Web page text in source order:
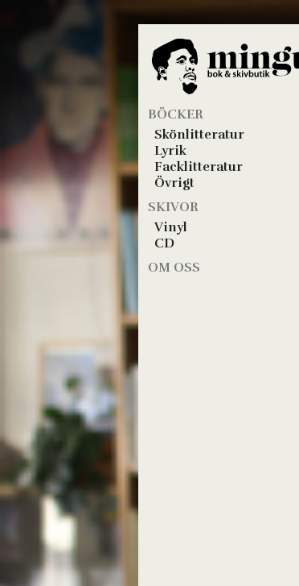
BÖCKER
Skönlitteratur
Lyrik
Facklitteratur
Övrigt
SKIVOR
Vinyl
CD
OM OSS